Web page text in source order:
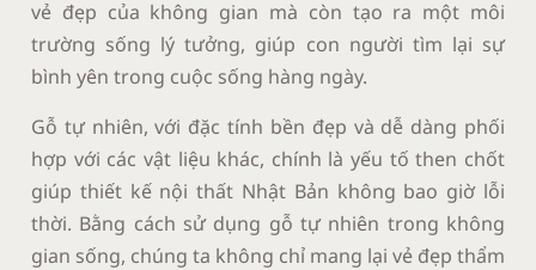
vẻ đẹp của không gian mà còn tạo ra một môi
trường sống lý tưởng, giúp con người tìm lại sự
bình yên trong cuộc sống hàng ngày.
Gỗ tự nhiên, với đặc tính bền đẹp và dễ dàng phối
hợp với các vật liệu khác, chính là yếu tố then chốt
giúp thiết kế nội thất Nhật Bản không bao giờ lỗi
thời. Bằng cách sử dụng gỗ tự nhiên trong không
gian sống, chúng ta không chỉ mang lại vẻ đẹp thẩm